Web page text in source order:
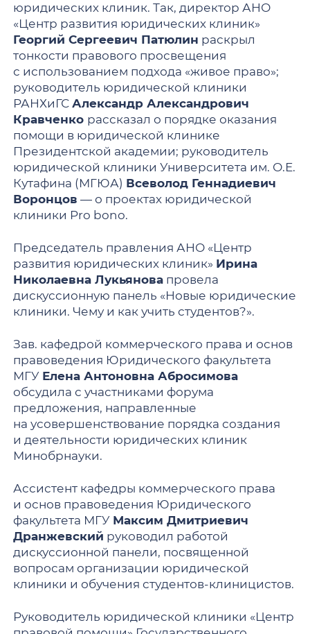
юридических клиник. Так, директор АНО
«Центр развития юридических клиник»
Георгий Сергеевич Патюлин раскрыл
тонкости правового просвещения
с использованием подхода «живое право»;
руководитель юридической клиники
РАНХиГСАлександр Александрович
Кравченко рассказал о порядке оказания
помощи в юридической клинике
Президентской академии; руководитель
юридической клиники Университета им. О.Е.
Кутафина (МГЮА) Всеволод Геннадиевич
Воронцов — о проектах юридической
клиники Pro bono.
Председатель правления АНО «Центр
развития юридических клиник» Ирина
Николаевна Лукьянова провела
дискуссионную панель «Новые юридические
клиники. Чему и как учить студентов?».
Зав. кафедрой коммерческого права и основ
правоведения Юридического факультета
МГУ Елена Антоновна Абросимова
обсудила с участниками форума
предложения, направленные
на усовершенствование порядка создания
и деятельности юридических клиник
Минобрнауки.
Ассистент кафедры коммерческого права
и основ правоведения Юридического
факультета МГУ Максим Дмитриевич
Дранжевский руководил работой
дискуссионной панели, посвященной
вопросам организации юридической
клиники и обучения студентов-клиницистов.
Руководитель юридической клиники «Центр